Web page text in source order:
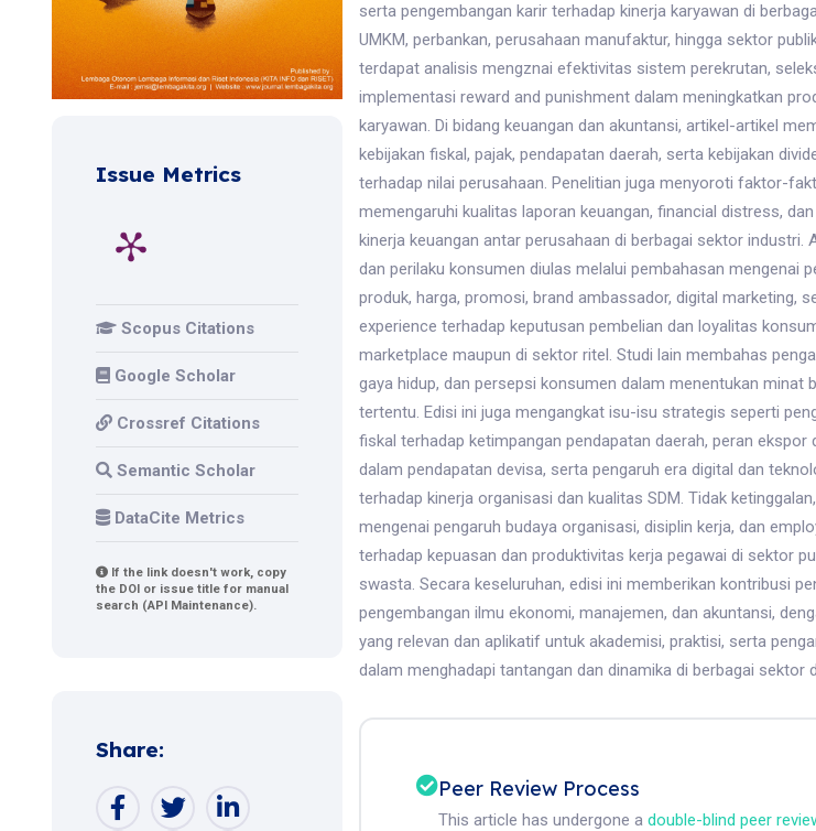
Issue Metrics
Scopus Citations
Google Scholar
Crossref Citations
Semantic Scholar
DataCite Metrics
If the link doesn't work, copy
the DOI or issue title for manual
search (API Maintenance).
Share:
serta pengembangan karir terhadap kinerja karyawan di
UMKM, perbankan, perusahaan manufaktur, hingga sektor
terdapat analisis mengznai efektivitas sistem perekrutan,
implementasi reward and punishment dalam meningkatkan
karyawan. Di bidang keuangan dan akuntansi, artikel-artikel
kebijakan fiskal, pajak, pendapatan daerah, serta kebijakan
terhadap nilai perusahaan. Penelitian juga menyoroti faktor-
memengaruhi kualitas laporan keuangan, financial distress,
kinerja keuangan antar perusahaan di berbagai sektor industri.
dan perilaku konsumen diulas melalui pembahasan mengenai
produk, harga, promosi, brand ambassador, digital marketing,
experience terhadap keputusan pembelian dan loyalitas
marketplace maupun di sektor ritel. Studi lain membahas
gaya hidup, dan persepsi konsumen dalam menentukan minat
tertentu. Edisi ini juga mengangkat isu-isu strategis seperti
fiskal terhadap ketimpangan pendapatan daerah, peran ekspor
dalam pendapatan devisa, serta pengaruh era digital dan
terhadap kinerja organisasi dan kualitas SDM. Tidak
mengenai pengaruh budaya organisasi, disiplin kerja, dan
terhadap kepuasan dan produktivitas kerja pegawai di sektor
swasta. Secara keseluruhan, edisi ini memberikan kontribusi
pengembangan ilmu ekonomi, manajemen, dan akuntansi,
yang relevan dan aplikatif untuk akademisi, praktisi, serta
dalam menghadapi tantangan dan dinamika di berbagai sektor
Peer Review Process
This article has undergone adouble-blind peer